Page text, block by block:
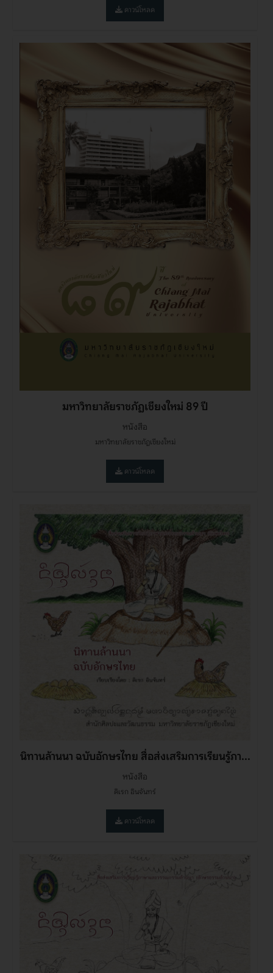
ดาวน์โหลด
มหาวิทยาลัยราชภัฏเชียงใหม่ 89 ปี
หนังสือ
มหาวิทยาลัยราชภัฏเชียงใหม่
ดาวน์โหลด
นิทานล้านนา ฉบับอักษรไทย สื่อส่งเสริมการเรียนรู้ภา...
หนังสือ
ดิเรก อินจันทร์
ดาวน์โหลด